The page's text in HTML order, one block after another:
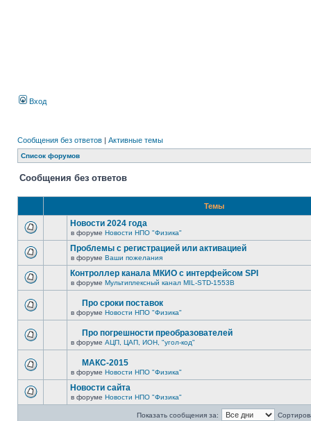
Вход
Сообщения без ответов | Активные темы
Список форумов
Сообщения без ответов
Темы
Новости 2024 года
в форуме Новости НПО "Физика"
Проблемы с регистрацией или активацией
в форуме Ваши пожелания
Контроллер канала МКИО с интерфейсом SPI
в форуме Мультиплексный канал MIL-STD-1553B
Про сроки поставок
в форуме Новости НПО "Физика"
Про погрешности преобразователей
в форуме АЦП, ЦАП, ИОН, "угол-код"
МАКС-2015
в форуме Новости НПО "Физика"
Новости сайта
в форуме Новости НПО "Физика"
Показать сообщения за: